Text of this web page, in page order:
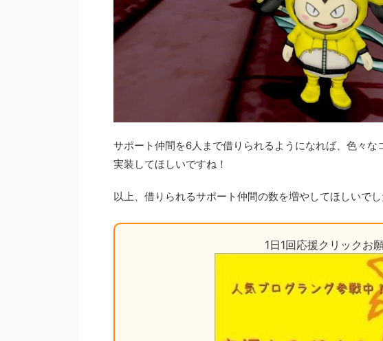
サポート仲間を6人まで借りられるようになれば、色々
実装してほしいですね！
以上、借りられるサポート仲間の数を増やしてほしいで
1日1回応援クリックお